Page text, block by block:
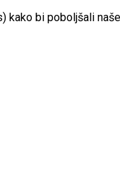
kako bi poboljšali